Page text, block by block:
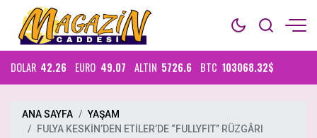
DOLAR 42.26 EURO 49.07 ALTIN 5726.6 BTC 103068.32$
ANA SAYFA
YAŞAM
FULYA KESKİN’DEN ETİLER’DE “FULLYFIT” RÜZGÂRI